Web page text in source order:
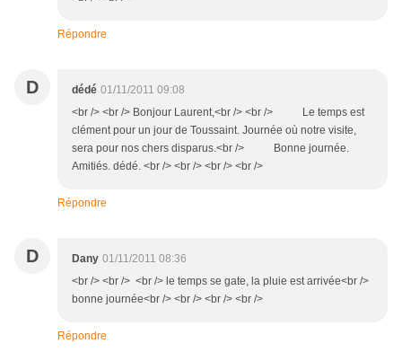
Répondre
D dédé 01/11/2011 09:08
<br /> <br /> Bonjour Laurent,<br /> <br /> Le temps est
clément pour un jour de Toussaint. Journée où notre visite,
sera pour nos chers disparus.<br /> Bonne journée.
Amitiés. dédé. <br /> <br /> <br /> <br />
Répondre
D Dany 01/11/2011 08:36
<br /> <br /> <br /> le temps se gate, la pluie est arrivée<br />
bonne journée<br /> <br /> <br /> <br />
Répondre